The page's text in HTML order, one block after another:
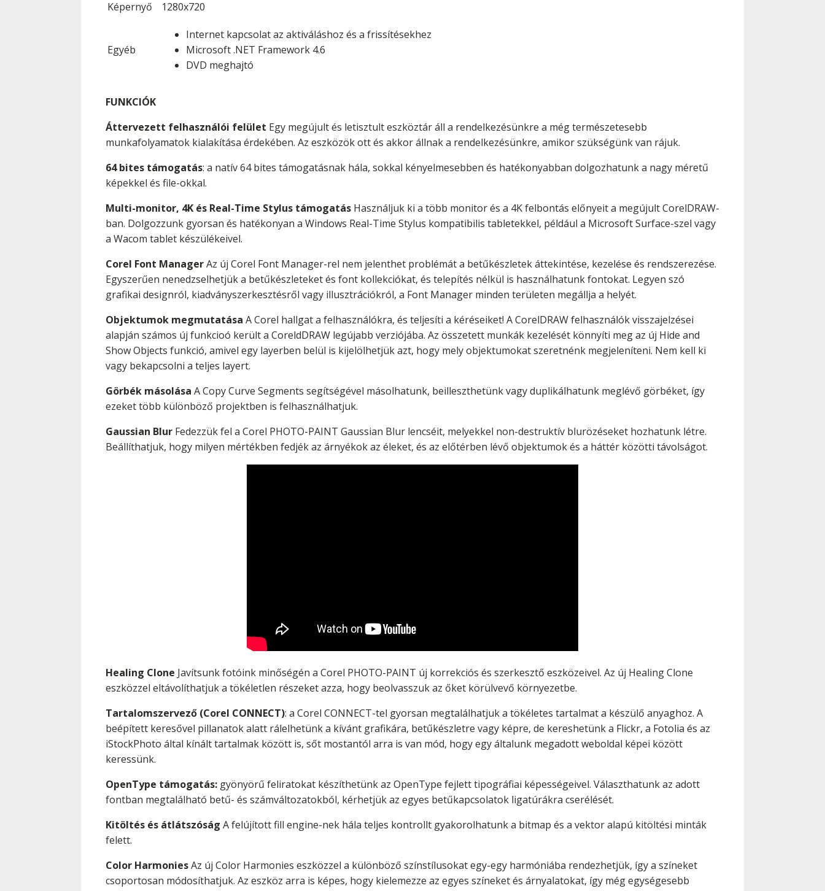
Képernyő
1280x720
Egyéb
Internet kapcsolat az aktiváláshoz és a frissítésekhez
Microsoft .NET Framework 4.6
DVD meghajtó
FUNKCIÓK
Áttervezett felhasználói felület Egy megújult és letisztult eszköztár áll a rendelkezésünkre a még természetesebb
munkafolyamatok kialakítása érdekében. Az eszközök ott és akkor állnak a rendelkezésünkre, amikor szükségünk van rájuk.
64 bites támogatás: a natív 64 bites támogatásnak hála, sokkal kényelmesebben és hatékonyabban dolgozhatunk a nagy méretű
képekkel és file-okkal.
Multi-monitor, 4K és Real-Time Stylus támogatás Használjuk ki a több monitor és a 4K felbontás előnyeit a megújult CorelDRAW-
ban. Dolgozzunk gyorsan és hatékonyan a Windows Real-Time Stylus kompatibilis tabletekkel, például a Microsoft Surface-szel vagy
a Wacom tablet készülékeivel.
Corel Font ManagerAz új Corel Font Manager-rel nem jelenthet problémát a betűkészletek áttekintése, kezelése és rendszerezése.
Egyszerűen nenedzselhetjük a betűkészleteket és font kollekciókat, és telepítés nélkül is használhatunk fontokat. Legyen szó
grafikai designról, kiadványszerkesztésről vagy illusztrációkról, a Font Manager minden területen megállja a helyét.
Objektumok megmutatása A Corel hallgat a felhasználókra, és teljesíti a kéréseiket! A CorelDRAW felhasználók visszajelzései
alapján számos új funkcioó került a CoreldDRAW legújabb verziójába. Az összetett munkák kezelését könnyíti meg az új Hide and
Show Objects funkció, amivel egy layerben belül is kijelölhetjük azt, hogy mely objektumokat szeretnénk megjeleníteni. Nem kell ki
vagy bekapcsolni a teljes layert.
Görbék másolása A Copy Curve Segments segítségével másolhatunk, beilleszthetünk vagy duplikálhatunk meglévő görbéket, így
ezeket több különböző projektben is felhasználhatjuk.
Gaussian Blur Fedezzük fel a Corel PHOTO-PAINT Gaussian Blur lencséit, melyekkel non-destruktív blurözéseket hozhatunk létre.
Beállíthatjuk, hogy milyen mértékben fedjék az árnyékok az éleket, és az előtérben lévő objektumok és a háttér közötti távolságot.
Healing Clone Javítsunk fotóink minőségén a Corel PHOTO-PAINT új korrekciós és szerkesztő eszközeivel. Az új Healing Clone
eszközzel eltávolíthatjuk a tökéletlen részeket azza, hogy beolvasszuk az őket körülvevő környezetbe.
Tartalomszervező (Corel CONNECT): a Corel CONNECT-tel gyorsan megtalálhatjuk a tökéletes tartalmat a készülő anyaghoz. A
beépített keresővel pillanatok alatt rálelhetünk a kívánt grafikára, betűkészletre vagy képre, de kereshetünk a Flickr, a Fotolia és az
iStockPhoto által kínált tartalmak között is, sőt mostantól arra is van mód, hogy egy általunk megadott weboldal képei között
keressünk.
OpenType támogatás: gyönyörű feliratokat készíthetünk az OpenType fejlett tipográfiai képességeivel. Választhatunk az adott
fontban megtalálható betű- és számváltozatokból, kérhetjük az egyes betűkapcsolatok ligatúrákra cserélését.
Kitöltés és átlátszóság A felújított fill engine-nek hála teljes kontrollt gyakorolhatunk a bitmap és a vektor alapú kitöltési minták
felett.
Color HarmoniesAz új Color Harmonies eszközzel a különböző színstílusokat egy-egy harmóniába rendezhetjük, így a színeket
csoportosan módosíthatjuk. Az eszköz arra is képes, hogy kielemezze az egyes színeket és árnyalatokat, így még egységesebb